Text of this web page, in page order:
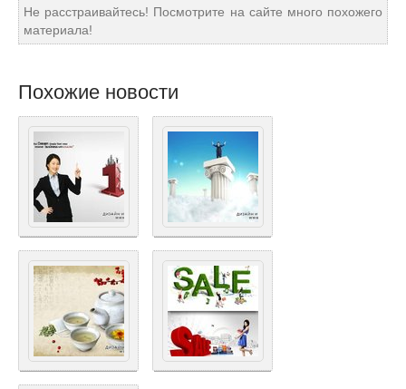
Не расстраивайтесь! Посмотрите на сайте много похожего
материала!
Похожие новости